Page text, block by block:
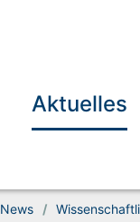
Aktuelles
News /